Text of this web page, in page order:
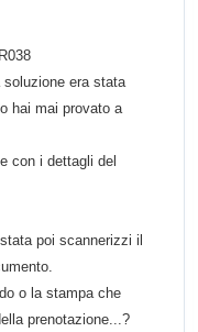
era stata
hai mai provato a
con i dettagli del
poi scannerizzi il
o la stampa che
prenotazione...?